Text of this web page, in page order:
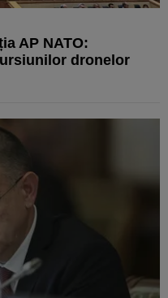
AP NATO:
dronelor